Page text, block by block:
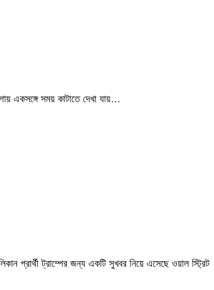
একসঙ্গে সময় কাটাতে দেখা যায়…
প্রার্থী ট্রাম্পের জন্য একটি সুখবর নিয়ে এসেছে ওয়াল স্ট্রিট